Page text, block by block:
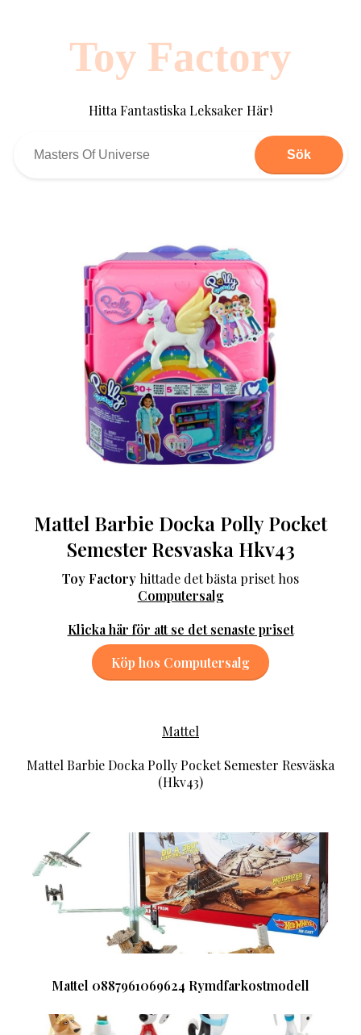
Toy Factory
Hitta Fantastiska Leksaker Här!
Sök
Mattel Barbie Docka Polly Pocket
Semester Resvaska Hkv43
Toy Factory hittade det bästa priset hos
Computersalg
Klicka här för att se det senaste priset
Köp hos Computersalg
Mattel
Mattel Barbie Docka Polly Pocket Semester Resväska
(Hkv43)
Mattel 0887961069624 Rymdfarkostmodell